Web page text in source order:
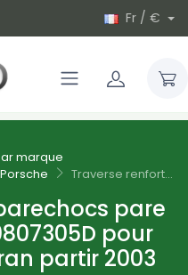
Fr / €
marque
Traverse renfort...
pare
pour
partir 2003